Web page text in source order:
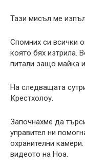
Тази мисъл ме
Спомних си всички
която бях изтрила.
питали защо майка
На следващата
Крестхолоу.
Започнахме да
управител ни
охранителни
видеото на Ноа.